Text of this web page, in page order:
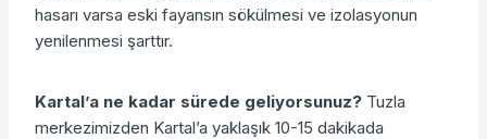
hasarı varsa eski fayansın sökülmesi ve izolasyonun
yenilenmesi şarttır.
Kartal’a ne kadar sürede geliyorsunuz? Tuzla
merkezimizden Kartal’a yaklaşık 10-15 dakikada